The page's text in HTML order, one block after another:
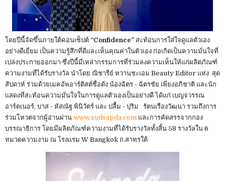
โดยปีนี้จัดขึ้นภายใต้คอนเซ็ปต์ “Confidence” สะท้อนการใส่ใจดูแลตัวเอง
อย่างดีเยี่ยม เป็นความรู้สึกที่ดีและเห็นคุณค่าในตัวเอง ก่อเกิดเป็นความมั่นใจที่
เปล่งประกายออกมา ซึ่งปีนี้มีเหล่ากรรมการที่ร่วมลงความเห็นให้แก่ผลิตภัณฑ์
ความงามที่ได้รับรางวัล นำโดย ณิชารีย์ หวานชะเอม Beauty Editor แห่ง สุด
สัปดาห์ ร่วมด้วยเมคอัพอาร์ติสต์ชื่อดัง น้องฉัตร - ฉัตรชัย เพียงอภิชาติ และนัก
แสดงที่สะท้อนความมั่นใจในการดูแลตัวเองเป็นอย่างดี ได้แก่ เบญจวรรณ
อาร์ดเนอร์, บาส - หัสณัฐ พินิวัตร์ และ ปลื้ม - ปุริม รัตนเรืองวัฒนา รวมถึงการ
ร่วมโหวตจากผู้อ่านผ่าน www.sudsapda.com และการคัดสรรจากกอง
บรรณาธิการ โดยมีผลิตภัณฑ์ความงามที่ได้รับรางวัลทั้งสิ้น 58 รางวัลใน 6
หมวดความงาม ณ โรงแรม W Bangkok ถ.สาทรใต้